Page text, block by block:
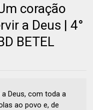
coração
a Deus | 4°
BETEL
a Deus, com toda a
ao povo e, de